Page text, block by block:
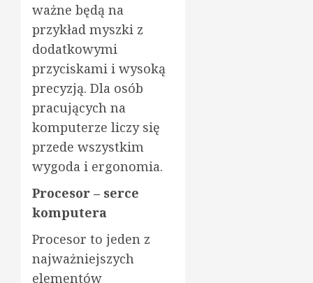
ważne będą na
przykład myszki z
dodatkowymi
przyciskami i wysoką
precyzją. Dla osób
pracujących na
komputerze liczy się
przede wszystkim
wygoda i ergonomia.
Procesor – serce
komputera
Procesor to jeden z
najważniejszych
elementów